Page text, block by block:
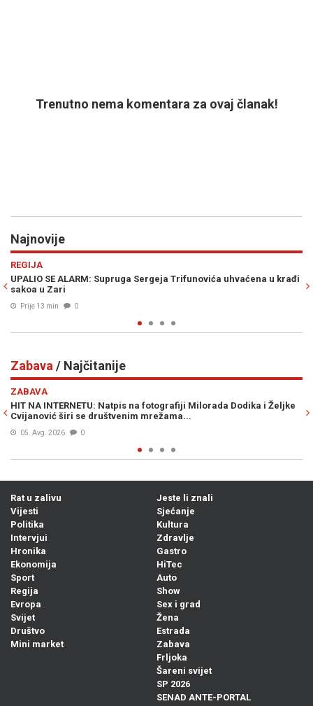
Trenutno nema komentara za ovaj članak!
Najnovije
uhvaćena u krađi OVO SU KANDIDATI SNSD-a ZA
Zabava / Najčitanije
Milorada Dodika i Željke
VIC DANA: Skupljale se pare za obnovu
začuo poznati glas iz mase...
Rat u zalivu
Vijesti
Politika
Intervjui
Hronika
Ekonomija
Sport
Regija
Evropa
Svijet
Društvo
Mini market
Jeste li znali
Sjećanje
Kultura
Zdravlje
Gastro
HiTec
Auto
Show
Sex i grad
Žena
Estrada
Zabava
Frljoka
Šareni svijet
SP 2026
SENAD ANTE-PORTAL